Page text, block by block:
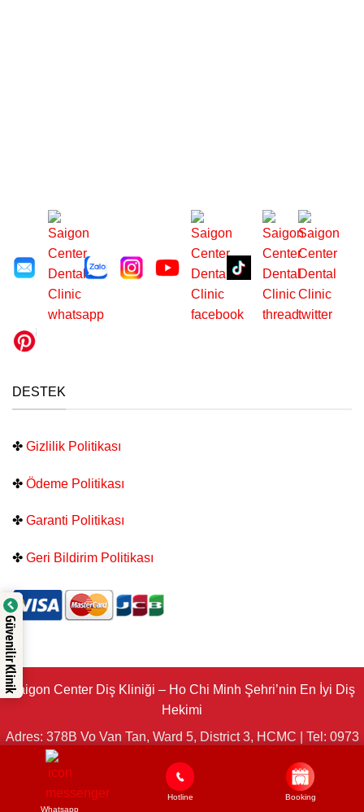
DESTEK
✤ Gizlilik Politikası
✤ Ödeme Politikası
✤ Garanti Politikası
✤ Geri Bildirim Politikası
Saigon Center Diş Kliniği – Ho Chi Minh Şehri’nin En İyi Diş
Hekimi
Adres: 378B Vo Van Tan, Ward 5, District 3, HCMC | Tel: 0973
199 986 | E-posta: clinic@saigoncenterdental.com. Uzmanlık
ve Teknik Denetimden Sorumlu: Dr. Nguyễn Ngọc Tân © 2025
- Telif Hakkı
SAIGON CENTER DENTAL CLINIC
Whatsapp
Hotline Booking
Güvenilir Klinik